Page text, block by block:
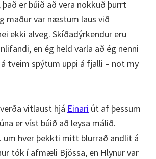
er búið að vera nokkuð þurrt
maður var næstum laus við
ekki alveg. Skíðadýrkendur eru
en ég held varla að ég nenni
tveim spýtum uppi á fjalli – not my
vitlaust hjá Einari út af þessum
er víst búið að leysa málið.
um hver þekkti mitt blurrað andlit á
tók í afmæli Bjössa, en Hlynur var